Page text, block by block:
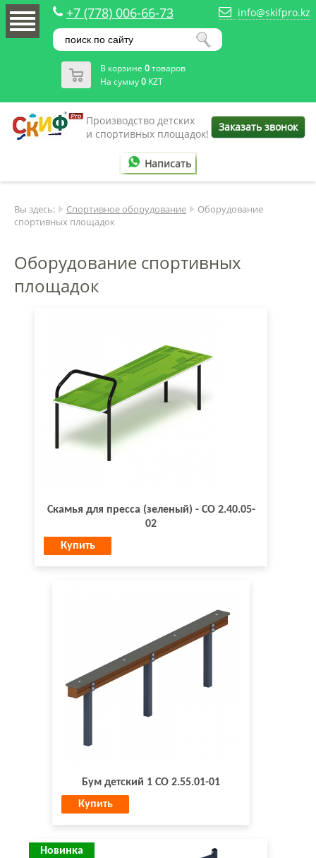
+7 (778) 006-66-73 info@skifpro.kz
В корзине 0товаров
На сумму0 KZT
Производство детских
и спортивных площадок!
Заказать звонок
Написать
Вы здесь: Спортивное оборудование
Оборудование
спортивных площадок
Оборудование спортивных
площадок
Скамья для пресса (зеленый) - СО 2.40.05-
02
Купить
Бум детский 1 СО 2.55.01-01
Купить
Новинка